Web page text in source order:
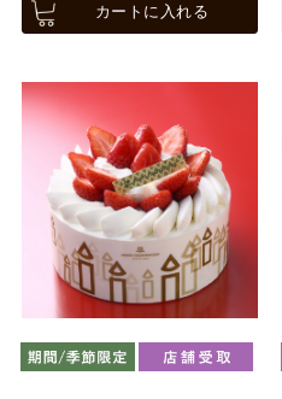
カートに入れる